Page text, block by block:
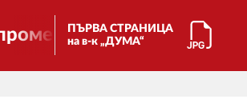
електронно
ПЪРВА СТРАНИЦА
на в-к „ДУМА“
ОБЩЕСТВО